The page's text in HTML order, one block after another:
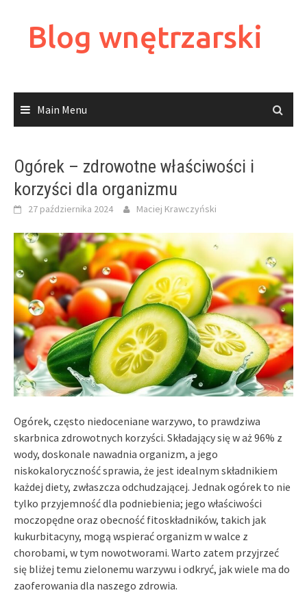
contentBlog wnętrzarski
Main Menu
Ogórek – zdrowotne właściwości i
korzyści dla organizmu
27 października 2024 Maciej Krawczyński
Ogórek, często niedoceniane warzywo, to prawdziwa
skarbnica zdrowotnych korzyści. Składający się w aż 96% z
wody, doskonale nawadnia organizm, a jego
niskokaloryczność sprawia, że jest idealnym składnikiem
każdej diety, zwłaszcza odchudzającej. Jednak ogórek to nie
tylko przyjemność dla podniebienia; jego właściwości
moczopędne oraz obecność fitoskładników, takich jak
kukurbitacyny, mogą wspierać organizm w walce z
chorobami, w tym nowotworami. Warto zatem przyjrzeć
się bliżej temu zielonemu warzywu i odkryć, jak wiele ma do
zaoferowania dla naszego zdrowia.